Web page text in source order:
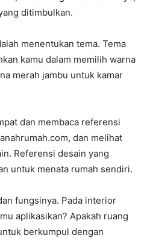
ditimbulkan.
menentukan tema. Tema
kamu dalam memilih warna
merah jambu untuk kamar
dan membaca referensi
dan melihat
Referensi desain yang
untuk menata rumah sendiri.
fungsinya. Pada interior
aplikasikan? Apakah ruang
berkumpul dengan